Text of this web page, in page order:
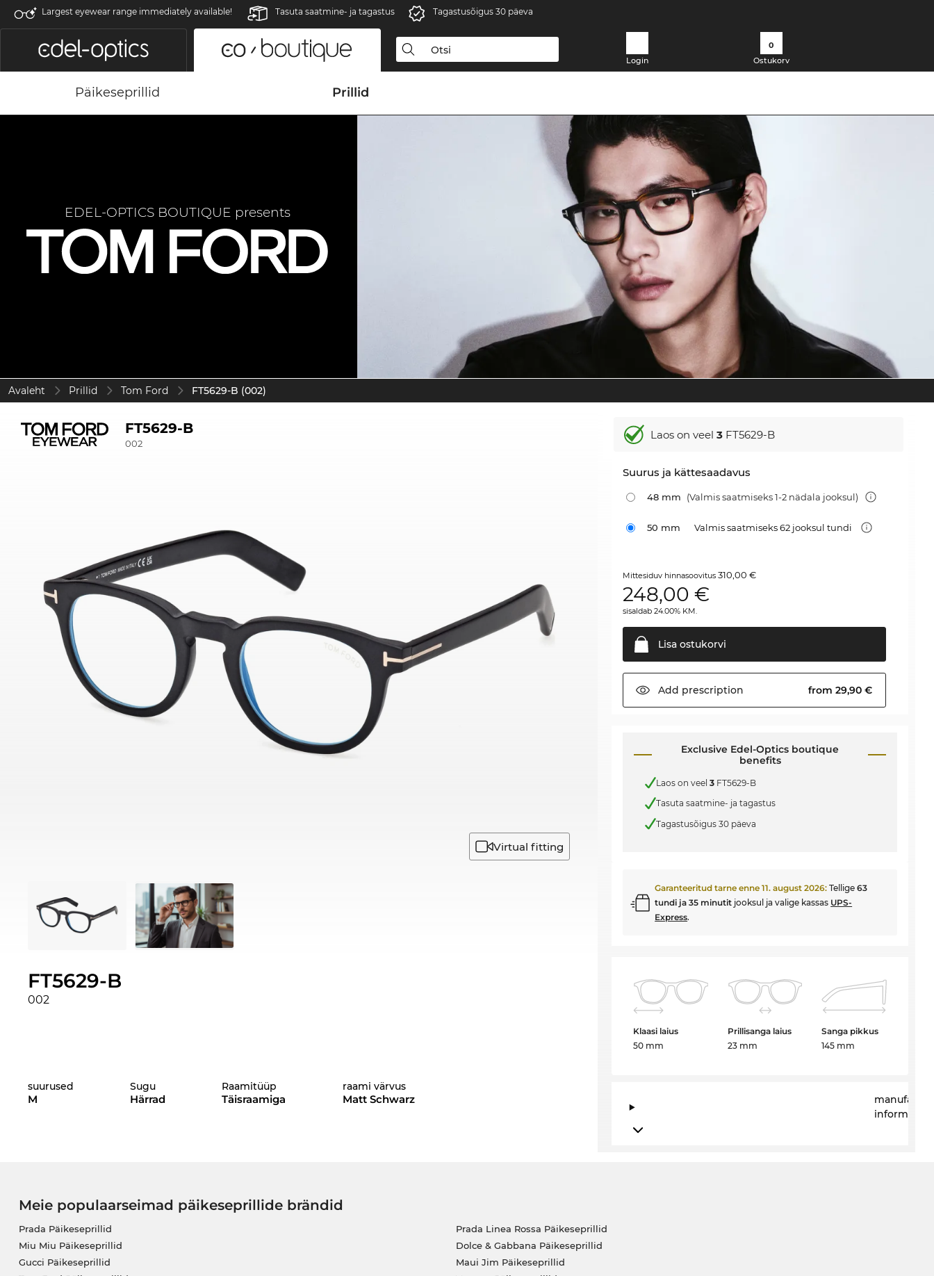
Largest eyewear range immediately available! Tasuta saatmine- ja tagastus Tagastusõigus 30 päeva
Login
0
Ostukorv
Päikeseprillid Prillid
EDEL-OPTICS BOUTIQUE presents
Avaleht Prillid Tom Ford FT5629-B (002)
FT5629-B
002
Virtual fitting
FT5629-B
002
suurused
M
Sugu
Härrad
Raamitüüp
Täisraamiga
raami värvus
Matt Schwarz
Laos on veel3 FT5629-B
Suurus ja kättesaadavus
48 mm (Valmis saatmiseks 1-2 nädala jooksul)
50 mm Valmis saatmiseks 62 jooksul tundi
Mittesiduv hinnasoovitus310,00 €
248,00 €
sisaldab 24.00% KM.
Lisa ostukorvi
Add prescription from 29,90 €
Exclusive Edel-Optics boutique
benefits
Laos on veel3 FT5629-B
Tasuta saatmine- ja tagastus
Tagastusõigus 30 päeva
Garanteeritud tarne enne11. august 2026: Tellige63
tundi ja 35 minutit jooksul ja valige kassas UPS-
Express.
Klaasi laius
50 mm
Prillisanga laius
23 mm
Sanga pikkus
145 mm
information
Meie populaarseimad päikeseprillide brändid
Prada Päikeseprillid
Miu Miu Päikeseprillid
Gucci Päikeseprillid
Prada Linea Rossa Päikeseprillid
Dolce & Gabbana Päikeseprillid
Maui Jim Päikeseprillid